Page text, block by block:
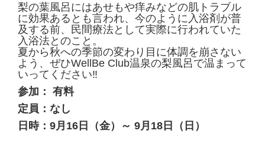
梨の葉風呂にはあせもや痒みなどの肌トラブル
に効果あるとも言われ、今のように入浴剤が普
及する前、民間療法として実際に行われていた
入浴法とのこと。
夏から秋への季節の変わり目に体調を崩さない
よう、ぜひWellBe Club温泉の梨風呂で温まって
いってください‼
参加： 有料
定員：なし
日時：9月16日（金）～ 9月18日（日）